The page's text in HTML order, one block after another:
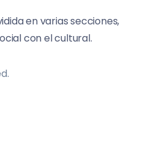
en varias secciones,
con el cultural.